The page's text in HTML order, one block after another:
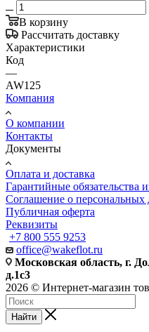
В корзину
Рассчитать доставку
Характеристики
Код
—
AW125
Компания
О компании
Контакты
Документы
Оплата и доставка
Гарантийные обязательства
Соглашение о персональных
Публичная оферта
Реквизиты
+7 800 555 9253
office@wakeflot.ru
Московская область, г.
д.1с3
2026 © Интернет-магазин
Найти